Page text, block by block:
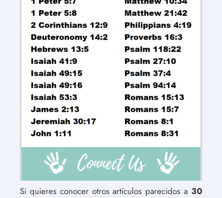
Si quieres conocer otros artículos parecidos a 30